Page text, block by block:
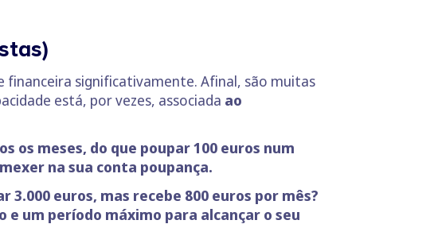
financeira significativamente. Afinal, são muitas
está, por vezes, associada ao
os meses, do que poupar 100 euros num
na sua conta poupança.
3.000 euros, mas recebe 800 euros por mês?
um período máximo para alcançar o seu